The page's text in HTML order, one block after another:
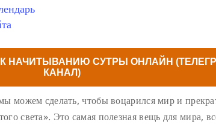
НАЧИТЫВАНИЮ СУТРЫ ОНЛАЙН
КАНАЛ)
можем сделать, чтобы воцарился мир и
света». Это самая полезная вещь для мира,